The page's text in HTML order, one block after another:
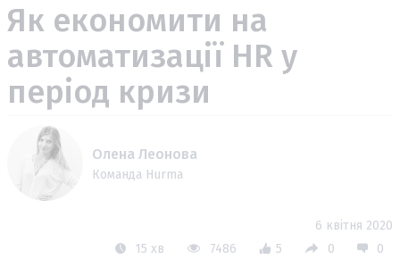
Як економити на
автоматизації HR у
період кризи
Олена Леонова
Команда Hurma
6 квітня 2020
15 хв
7486 5 0 0